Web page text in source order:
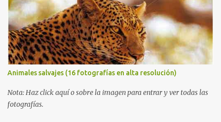
elementos que hoy acompañan a esta serie fascinante de
fotografía sobre paisajes naturales. Que tengan un feliz jueves
(imágenes con mensajes) con mis mejores deseos a través de la
distancia. Sinceramente, José Luis Ávila Herrera.
Animales salvajes (16 fotografías en alta resolución)
Nota: Haz click aquí o sobre la imagen para entrar y ver todas las
fotografías.